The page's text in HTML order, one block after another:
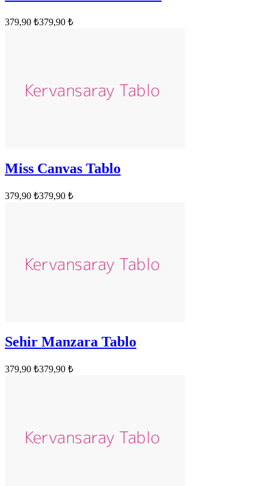
379,90 ₺379,90 ₺
Miss Canvas Tablo
379,90 ₺379,90 ₺
Sehir Manzara Tablo
379,90 ₺379,90 ₺